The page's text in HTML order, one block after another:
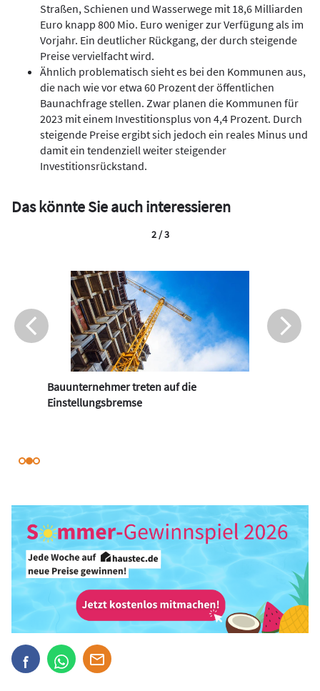
Straßen, Schienen und Wasserwege mit 18,6 Milliarden
Euro knapp 800 Mio. Euro weniger zur Verfügung als im
Vorjahr. Ein deutlicher Rückgang, der durch steigende
Preise vervielfacht wird.
Ähnlich problematisch sieht es bei den Kommunen aus,
die nach wie vor etwa 60 Prozent der öffentlichen
Baunachfrage stellen. Zwar planen die Kommunen für
2023 mit einem Investitionsplus von 4,4 Prozent. Durch
steigende Preise ergibt sich jedoch ein reales Minus und
damit ein tendenziell weiter steigender
Investitionsrückstand.
Das könnte Sie auch interessieren
Bauunternehmer treten auf die
Einstellungsbremse
2 / 3